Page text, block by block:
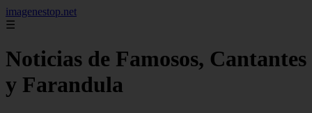
imagenestop.net
☰
Noticias de Famosos, Cantantes
y Farandula